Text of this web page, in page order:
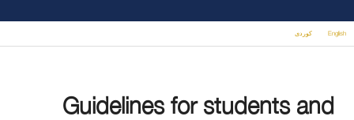
English كوردى
Guidelines for students and